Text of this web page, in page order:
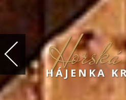
H
HÁJENKA